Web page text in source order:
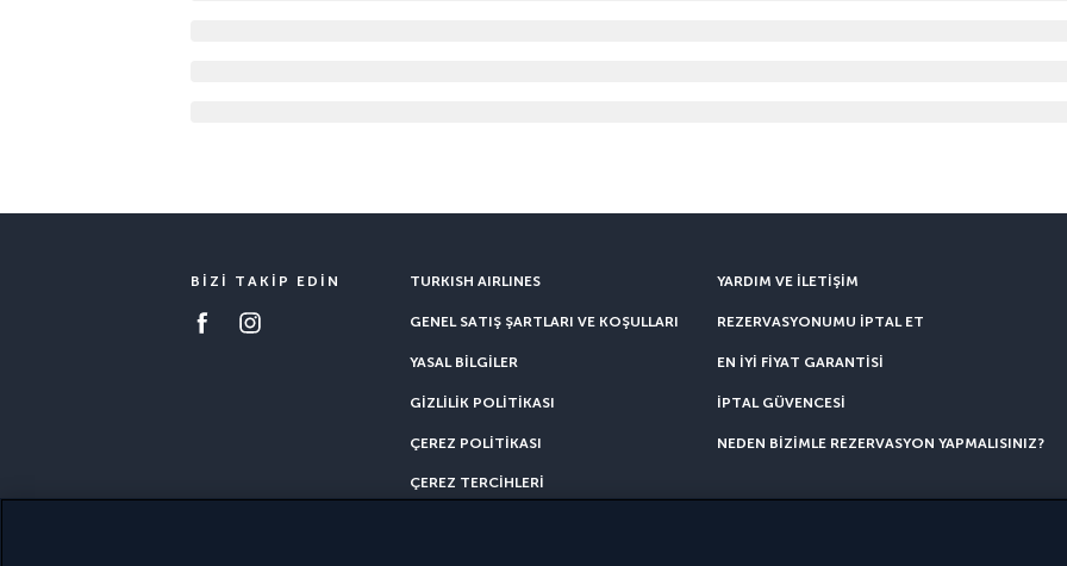
BIZI TAKIP EDIN TURKISH AIRLINES
GENEL SATIŞ ŞARTLARI VE KOŞULLARI
YASAL BILGILER
GIZLILIK POLITIKASI
ÇEREZ POLITIKASI
ÇEREZ TERCIHLERI
YARDIM VE ILETIŞIM
REZERVASYONUMU IPTAL ET
EN IYI FIYAT GARANTISI
İPTAL GÜVENCESI
NEDEN BIZIMLE REZERVASYON YAPMALISINIZ?